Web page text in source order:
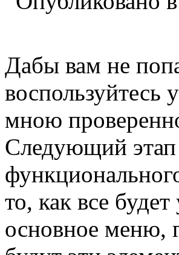
Дабы вам не
воспользуйтесь
мною
Следующий этап
то, как все
основное меню,